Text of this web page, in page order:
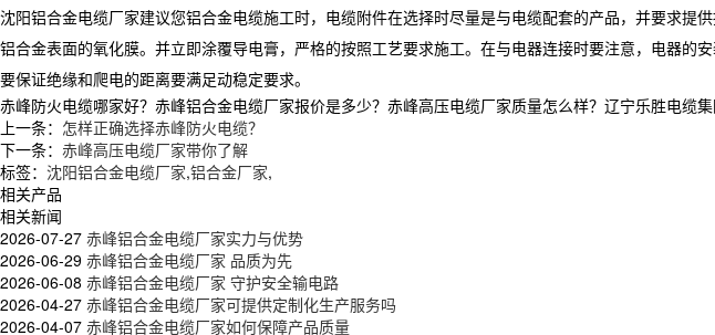
沈阳铝合金电缆厂家建议您铝合金电缆施工时，电缆附件在选择时尽量是与电缆配套的产品，并要求
铝合金表面的氧化膜。并立即涂覆导电膏，严格的按照工艺要求施工。在与电器连接时要注意，电器
要保证绝缘和爬电的距离要满足动稳定要求。
赤峰防火电缆哪家好？赤峰铝合金电缆厂家报价是多少？赤峰高压电缆厂家质量怎么样？辽宁乐胜电
上一条： 怎样正确选择赤峰防火电缆？
下一条： 赤峰高压电缆厂家带你了解
标签： 沈阳铝合金电缆厂家,铝合金厂家,
相关产品
相关新闻
2026-07-27 赤峰铝合金电缆厂家实力与优势
2026-06-29 赤峰铝合金电缆厂家 品质为先
2026-06-08 赤峰铝合金电缆厂家 守护安全输电路
2026-04-27 赤峰铝合金电缆厂家可提供定制化生产服务吗
2026-04-07 赤峰铝合金电缆厂家如何保障产品质量